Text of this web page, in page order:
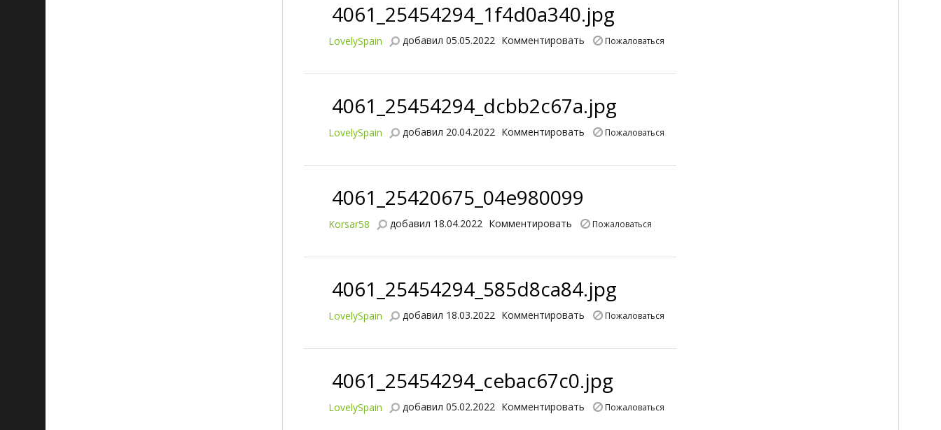
4061_25454294_1f4d0a340.jpg
LovelySpain добавил 05.05.2022 Комментировать Пожаловаться
4061_25454294_dcbb2c67a.jpg
LovelySpain добавил 20.04.2022 Комментировать Пожаловаться
4061_25420675_04e980099
Korsar58 добавил 18.04.2022 Комментировать Пожаловаться
4061_25454294_585d8ca84.jpg
LovelySpain добавил 18.03.2022 Комментировать Пожаловаться
4061_25454294_cebac67c0.jpg
LovelySpain добавил 05.02.2022 Комментировать Пожаловаться